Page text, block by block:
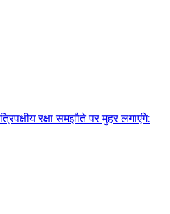
रक्षा समझौते पर मुहर लगाएंगे: